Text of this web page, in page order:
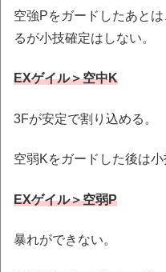
空強Pをガードしたあと
るが小技確定はしない。
EXゲイル＞空中K
3Fが安定で割り込める。
空弱Kをガードした後は小
EXゲイル＞空弱P
暴れができない。